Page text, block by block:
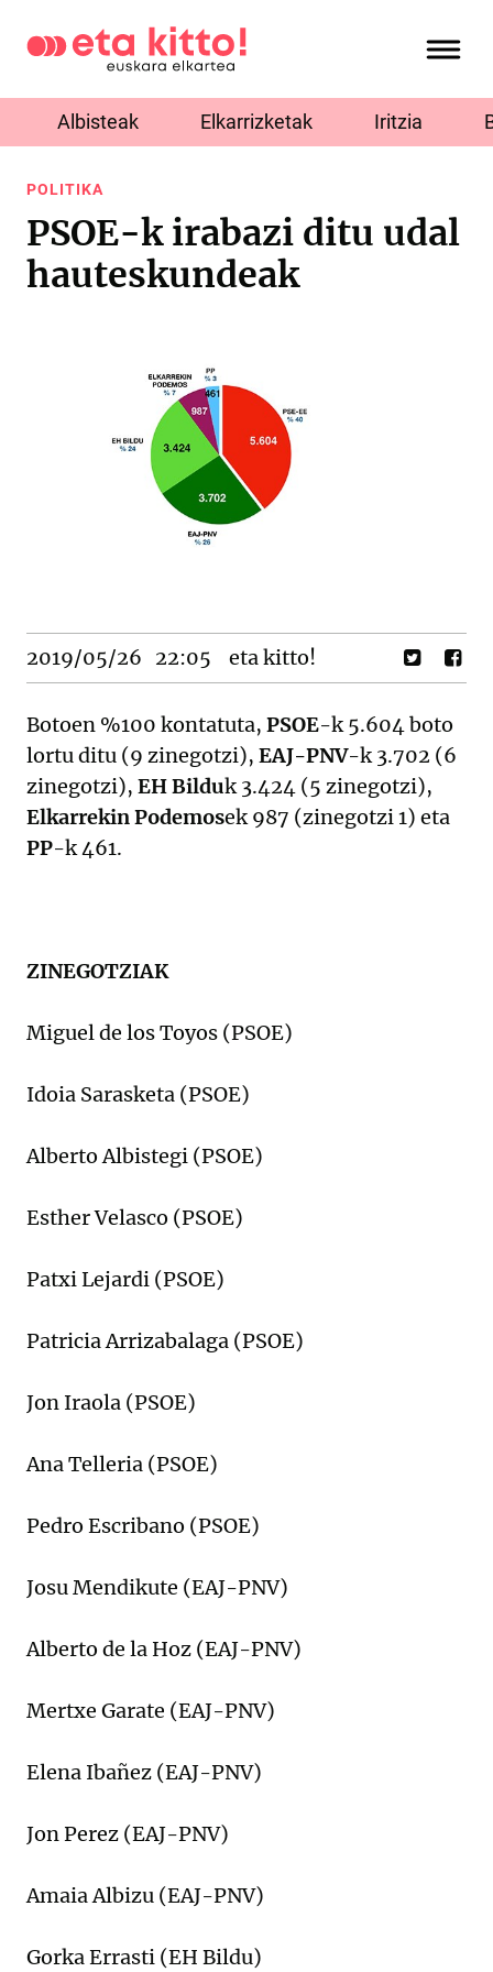
Albisteak Elkarrizketak Iritzia
POLITIKA
PSOE-k irabazi ditu udal
hauteskundeak
2019/05/26 22:05 eta kitto!
Botoen %100 kontatuta, PSOE-k 5.604 boto
lortu ditu (9 zinegotzi), EAJ-PNV-k 3.702 (6
zinegotzi), EH Bilduk 3.424 (5 zinegotzi),
Elkarrekin Podemosek 987 (zinegotzi 1) eta
PP-k 461.
ZINEGOTZIAK
Miguel de los Toyos (PSOE)
Idoia Sarasketa (PSOE)
Alberto Albistegi (PSOE)
Esther Velasco (PSOE)
Patxi Lejardi (PSOE)
Patricia Arrizabalaga (PSOE)
Jon Iraola (PSOE)
Ana Telleria (PSOE)
Pedro Escribano (PSOE)
Josu Mendikute (EAJ-PNV)
Alberto de la Hoz (EAJ-PNV)
Mertxe Garate (EAJ-PNV)
Elena Ibañez (EAJ-PNV)
Jon Perez (EAJ-PNV)
Amaia Albizu (EAJ-PNV)
Gorka Errasti (EH Bildu)